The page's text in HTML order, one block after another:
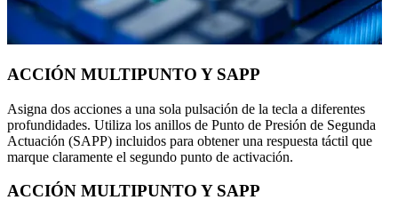
ACCIÓN MULTIPUNTO Y SAPP
Asigna dos acciones a una sola pulsación de la tecla a diferentes
profundidades. Utiliza los anillos de Punto de Presión de Segunda
Actuación (SAPP) incluidos para obtener una respuesta táctil que
marque claramente el segundo punto de activación.
ACCIÓN MULTIPUNTO Y SAPP